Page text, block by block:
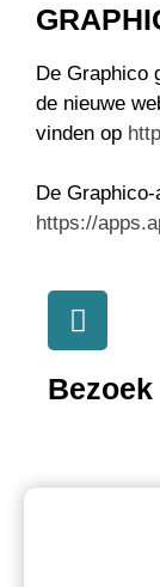
De Graphico
de nieuwe
vinden op
De
https://